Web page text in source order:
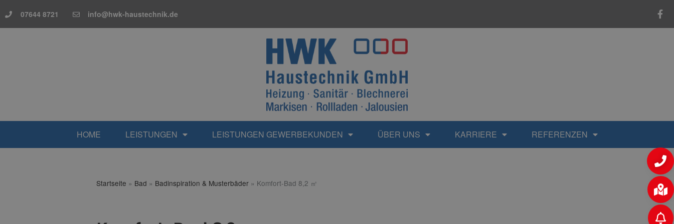
07644 8721 info@hwk-haustechnik.de
HOME LEISTUNGEN LEISTUNGEN GEWERBEKUNDEN ÜBER UNS KARRIERE REFERENZEN
Startseite » Bad » Badinspiration & Musterbäder » Komfort-Bad 8,2 ㎡